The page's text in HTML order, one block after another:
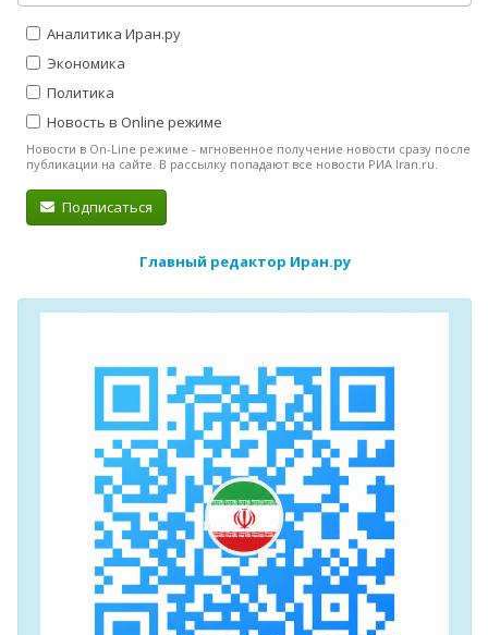
Аналитика Иран.ру
Экономика
Политика
Новость в Online режиме
Новости в On-Line режиме - мгновенное получение новости сразу после
публикации на сайте. В рассылку попадают все новости РИА Iran.ru.
Подписаться
Главный редактор Иран.ру